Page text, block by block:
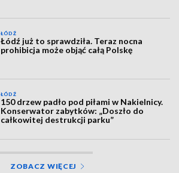
ŁÓDŹ
Łódź już to sprawdziła. Teraz nocna
prohibicja może objąć całą Polskę
ŁÓDŹ
150 drzew padło pod piłami w Nakielnicy.
Konserwator zabytków: „Doszło do
całkowitej destrukcji parku”
ZOBACZ WIĘCEJ